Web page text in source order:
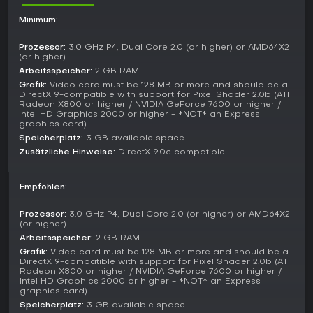
zu mehrmaligem Spielen an, um alles zu entdecken.
Die Ultra Deluxe Edition erweitert das mit neuem Content,
Geheimnissen und Pfaden, bleibt aber auf Solo-
Durchgänge ausgelegt - von Minuten bis Stunden, je nach
Herangehensweise.
Updates and Current State
2022 erschien die umfangreiche Ultra Deluxe-Version, die
den Original-Content von 2013 bewahrt und mit frischen
Entscheidungen, Geheimnissen sowie Hardware-optimierten
Release ohne laufende Seasons oder Live-Service-Features
und überzeugt weiterhin durch zeitlosen Erzählstil.
Lohnt es sich?
Fans narrativer Games, die mit Erwartungen brechen, finden
in The Stanley Parable einen frischen Ansatz im Adventure-
Genre. Die Resonanz ist stark: Aktuelle PC-Rezensionen
zeigen 92 % positiv aus 413 Bewertungen der letzten 30
Minimum:
Prozessor: 3.0 GHz P4, Dual Core 2.0 (or higher) or AMD64X2
(or higher)
Arbeitsspeicher: 2 GB RAM
Grafik: Video card must be 128 MB or more and should be a
DirectX 9-compatible with support for Pixel Shader 2.0b (ATI
Radeon X800 or higher / NVIDIA GeForce 7600 or higher /
Intel HD Graphics 2000 or higher - *NOT* an Express
graphics card).
Speicherplatz: 3 GB available space
Zusätzliche Hinweise: DirectX 9.0c compatible
Empfohlen:
Prozessor: 3.0 GHz P4, Dual Core 2.0 (or higher) or AMD64X2
(or higher)
Arbeitsspeicher: 2 GB RAM
Grafik: Video card must be 128 MB or more and should be a
DirectX 9-compatible with support for Pixel Shader 2.0b (ATI
Radeon X800 or higher / NVIDIA GeForce 7600 or higher /
Intel HD Graphics 2000 or higher - *NOT* an Express
graphics card).
Speicherplatz: 3 GB available space